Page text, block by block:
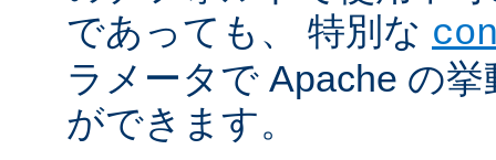
であっても、 特別な
ラメータで Apache の
ができます。